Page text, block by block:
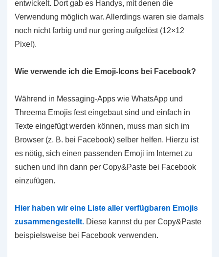
entwickelt. Dort gab es Handys, mit denen die
Verwendung möglich war. Allerdings waren sie damals
noch nicht farbig und nur gering aufgelöst (12×12
Pixel).
Wie verwende ich die Emoji-Icons bei Facebook?
Während in Messaging-Apps wie WhatsApp und
Threema Emojis fest eingebaut sind und einfach in
Texte eingefügt werden können, muss man sich im
Browser (z. B. bei Facebook) selber helfen. Hierzu ist
es nötig, sich einen passenden Emoji im Internet zu
suchen und ihn dann per Copy&Paste bei Facebook
einzufügen.
Hier haben wir eine Liste aller verfügbaren Emojis
zusammengestellt. Diese kannst du per Copy&Paste
beispielsweise bei Facebook verwenden.